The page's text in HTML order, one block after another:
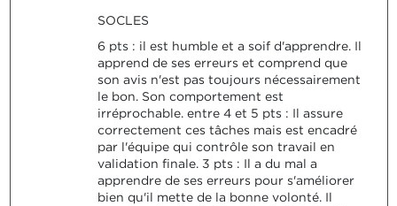
SOCLES
6 pts : il est humble et a soif d'apprendre. Il
apprend de ses erreurs et comprend que
son avis n'est pas toujours nécessairement
le bon. Son comportement est
irréprochable. entre 4 et 5 pts : Il assure
correctement ces tâches mais est encadré
par l'équipe qui contrôle son travail en
validation finale. 3 pts : Il a du mal a
apprendre de ses erreurs pour s'améliorer
bien qu'il mette de la bonne volonté. Il